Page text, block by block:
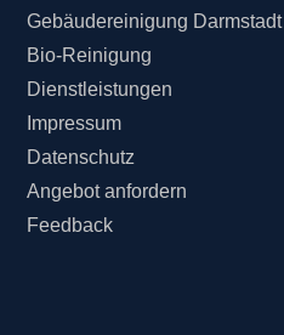
Gebäudereinigung Darmstadt
Bio-Reinigung
Dienstleistungen
Impressum
Datenschutz
Angebot anfordern
Feedback